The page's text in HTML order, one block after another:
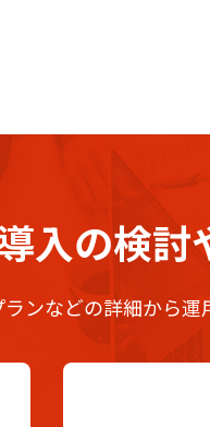
入の検討
ンなどの詳細から